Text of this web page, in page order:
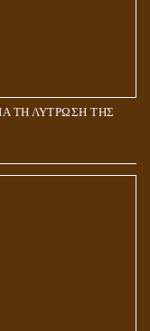
ΤΗ ΛΥΤΡΩΣΗ ΤΗΣ